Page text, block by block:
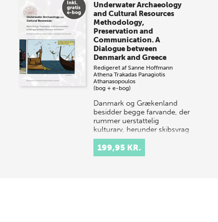
Underwater Archaeology
and Cultural Resources
Methodology,
Preservation and
Communication. A
Dialogue between
Denmark and Greece
Redigeret afSanne Hoffmann
Athena Trakadas Panagiotis
Athanasopoulos
(bog + e-bog)
Danmark og Grækenland
besidder begge farvande, der
rummer uerstattelig
kulturarv, herunder skibsvrag
og neddykkede bosættelser.
Danske og græske under…
199,95 KR.